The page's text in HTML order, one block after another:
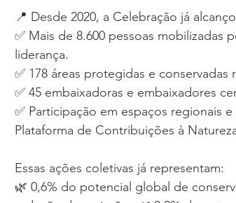
📍 Desde 2020, a Celebração já
✅ Mais de 8.600 pessoas mobilizadas
liderança.
✅ 178 áreas protegidas e
✅ 45 embaixadoras e embaixadores
✅ Participação em espaços regionais
Plataforma de Contribuições à
Essas ações coletivas já representam:
🌿 0,6% do potencial global de